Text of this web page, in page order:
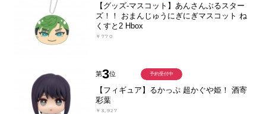
【グッズ-マスコット】あんさんぶるスター
ズ！！ おまんじゅうにぎにぎマスコット ね
くすと2 Hbox
￥770
第3位
【フィギュア】るかっぷ 超かぐや姫！ 酒寄
彩葉
￥3,927
予約受付中